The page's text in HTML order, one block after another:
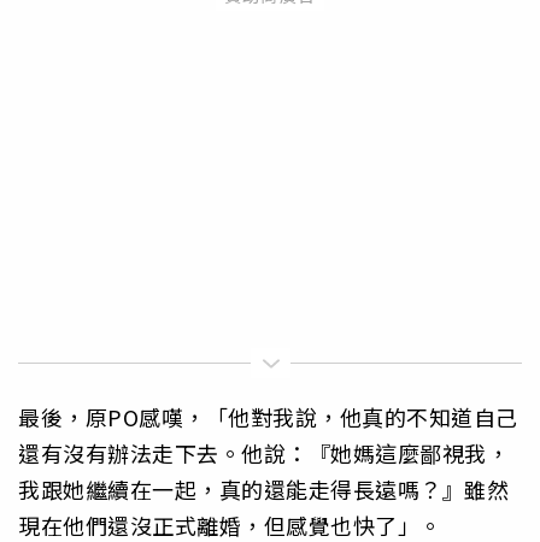
最後，原PO感嘆，「他對我說，他真的不知道自己
還有沒有辦法走下去。他說：『她媽這麼鄙視我，
我跟她繼續在一起，真的還能走得長遠嗎？』雖然
現在他們還沒正式離婚，但感覺也快了」。